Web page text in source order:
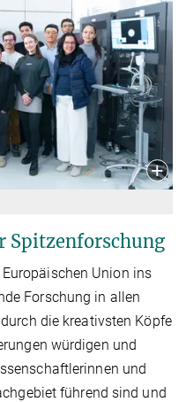
Spitzenforschung
Union ins
Forschung in allen
die kreativsten Köpfe
würdigen und
und
führend sind und